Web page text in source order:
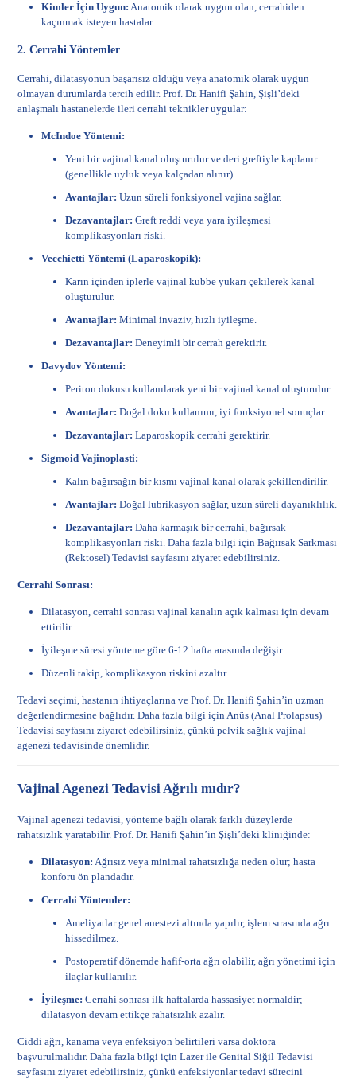
Kimler İçin Uygun: Anatomik olarak uygun olan, cerrahiden
kaçınmak isteyen hastalar.
2. Cerrahi Yöntemler
Cerrahi, dilatasyonun başarısız olduğu veya anatomik olarak uygun
olmayan durumlarda tercih edilir. Prof. Dr. Hanifi Şahin, Şişli’deki
anlaşmalı hastanelerde ileri cerrahi teknikler uygular:
McIndoe Yöntemi:
Yeni bir vajinal kanal oluşturulur ve deri greftiyle kaplanır
(genellikle uyluk veya kalçadan alınır).
Avantajlar: Uzun süreli fonksiyonel vajina sağlar.
Dezavantajlar: Greft reddi veya yara iyileşmesi
komplikasyonları riski.
Vecchietti Yöntemi (Laparoskopik):
Karın içinden iplerle vajinal kubbe yukarı çekilerek kanal
oluşturulur.
Avantajlar: Minimal invaziv, hızlı iyileşme.
Dezavantajlar: Deneyimli bir cerrah gerektirir.
Davydov Yöntemi:
Periton dokusu kullanılarak yeni bir vajinal kanal oluşturulur.
Avantajlar: Doğal doku kullanımı, iyi fonksiyonel sonuçlar.
Dezavantajlar: Laparoskopik cerrahi gerektirir.
Sigmoid Vajinoplasti:
Kalın bağırsağın bir kısmı vajinal kanal olarak şekillendirilir.
Avantajlar: Doğal lubrikasyon sağlar, uzun süreli dayanıklılık.
Dezavantajlar: Daha karmaşık bir cerrahi, bağırsak
komplikasyonları riski. Daha fazla bilgi içinBağırsak Sarkması
(Rektosel) Tedavisi sayfasını ziyaret edebilirsiniz.
Cerrahi Sonrası:
Dilatasyon, cerrahi sonrası vajinal kanalın açık kalması için devam
ettirilir.
İyileşme süresi yönteme göre 6-12 hafta arasında değişir.
Düzenli takip, komplikasyon riskini azaltır.
Tedavi seçimi, hastanın ihtiyaçlarına ve Prof. Dr. Hanifi Şahin’in uzman
değerlendirmesine bağlıdır. Daha fazla bilgi içinAnüs (Anal Prolapsus)
Tedavisi sayfasını ziyaret edebilirsiniz, çünkü pelvik sağlık vajinal
agenezi tedavisinde önemlidir.
Vajinal Agenezi Tedavisi Ağrılı mıdır?
Vajinal agenezi tedavisi, yönteme bağlı olarak farklı düzeylerde
rahatsızlık yaratabilir. Prof. Dr. Hanifi Şahin’in Şişli’deki kliniğinde:
Dilatasyon: Ağrısız veya minimal rahatsızlığa neden olur; hasta
konforu ön plandadır.
Cerrahi Yöntemler:
Ameliyatlar genel anestezi altında yapılır, işlem sırasında ağrı
hissedilmez.
Postoperatif dönemde hafif-orta ağrı olabilir, ağrı yönetimi için
ilaçlar kullanılır.
İyileşme: Cerrahi sonrası ilk haftalarda hassasiyet normaldir;
dilatasyon devam ettikçe rahatsızlık azalır.
Ciddi ağrı, kanama veya enfeksiyon belirtileri varsa doktora
başvurulmalıdır. Daha fazla bilgi içinLazer ile Genital Siğil Tedavisi
sayfasını ziyaret edebilirsiniz, çünkü enfeksiyonlar tedavi sürecini